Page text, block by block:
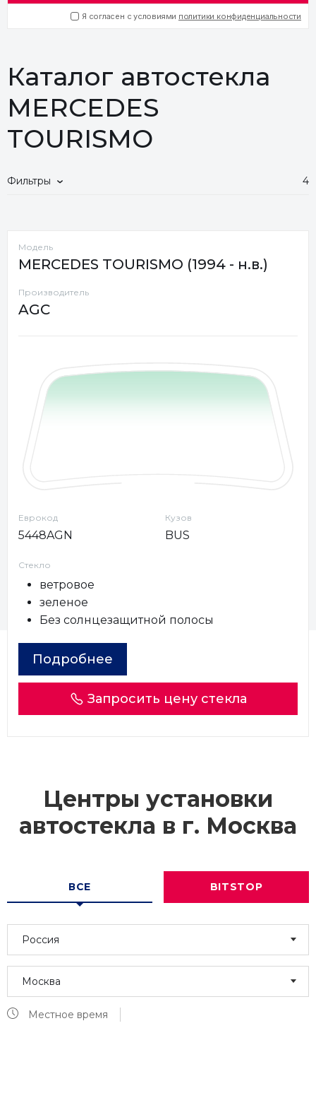
Я согласен с условиями политики конфиденциальности
Каталог автостекла
MERCEDES
TOURISMO
Фильтры 4
Модель
MERCEDES TOURISMO (1994 - н.в.)
Производитель
AGC
Еврокод
5448AGN
Кузов
BUS
Стекло
ветровое
зеленое
Без солнцезащитной полосы
Подробнее
Запросить цену стекла
Центры установки
автостекла в г. Москва
ВСЕ BITSTOP
Россия
Москва
Местное время